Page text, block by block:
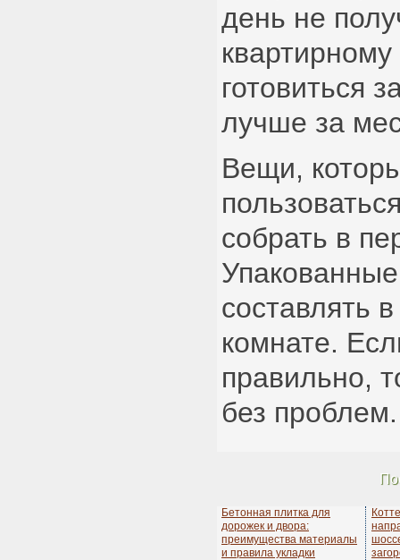
день не
готовиться
лучше за
Вещи,
собрать в
составлять
комнате.
правильно,
без проблем.
Бетонная плитка для
дорожек и двора:
преимущества материалы
и правила укладки